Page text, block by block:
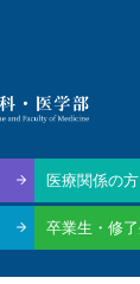
医療関係の方
卒業生・修